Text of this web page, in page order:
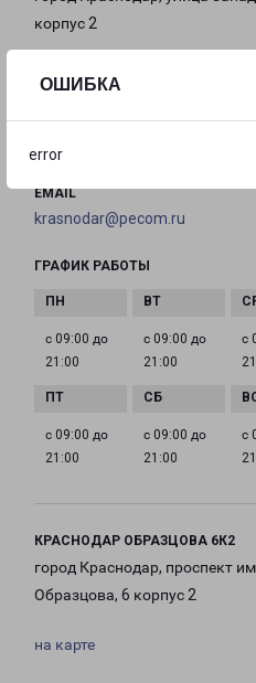
ОШИБКА
error
корпус 2
на карте
ТЕЛЕФОН
EMAIL
krasnodar@pecom.ru
ГРАФИК РАБОТЫ
с 09:00 до
21:00
с 09:00 до
21:00
с
с 09:00 до
21:00
с 09:00 до
21:00
с
КРАСНОДАР ОБРАЗЦОВА 6К2
город Краснодар, проспект
Образцова, 6 корпус 2
на карте